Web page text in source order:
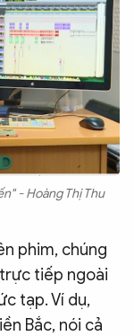
- Hoàng Thị Thu
phim, chúng
tiếp ngoài
tạp. Ví dụ,
Bắc, nói cả